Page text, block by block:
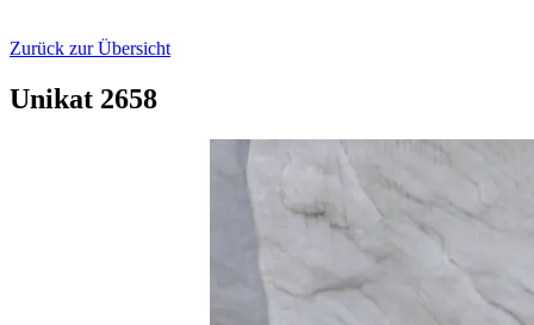
Zurück zur Übersicht
Unikat 2658